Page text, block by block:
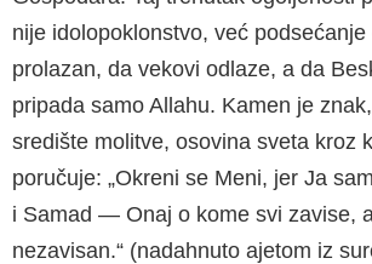
nije idolopoklonstvo, već
prolazan, da vekovi odlaze, a da
pripada samo Allahu. Kamen je
središte molitve, osovina sveta kroz
poručuje: „Okreni se Meni, jer Ja
i Samad — Onaj o kome svi zavise,
nezavisan.“ (nadahnuto ajetom iz